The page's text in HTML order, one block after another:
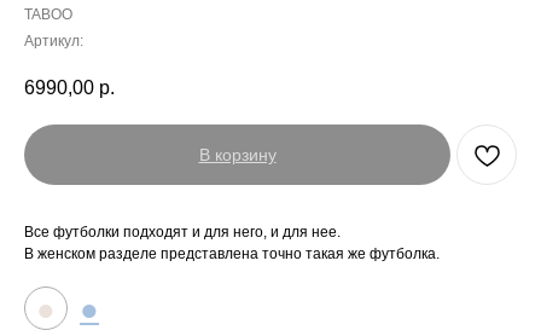
TABOO
Артикул:
6990,00 р.
В корзину
Все футболки подходят и для него, и для нее.
В женском разделе представлена точно такая же футболка.
● ●